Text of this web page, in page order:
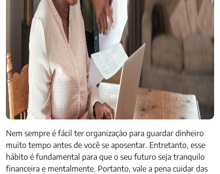
Nem sempre é fácil ter organização para guardar dinheiro
muito tempo antes de você se aposentar. Entretanto, esse
hábito é fundamental para que o seu futuro seja tranquilo
financeira e mentalmente. Portanto, vale a pena cuidar das